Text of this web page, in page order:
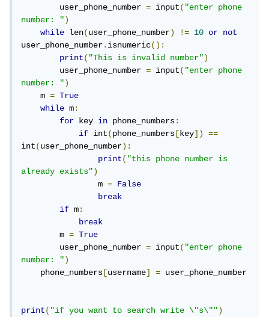
        user_phone_number
= input("enter phone
number: ")
while len(user_phone_number) != 10 or
not
user_phone_number.isnumeric():
print("This is invalid number")
        user_phone_number
= input("enter phone
number: ")
    m
=
True
while m:
for key in phone_numbers:
if int(phone_numbers[key])
==
int(user_phone_number):
print("this phone number is
already exists")
                m
=
False
break
if m:
break
        m
=
True
        user_phone_number
= input("enter phone
number: ")
    phone_numbers
[username] = user_phone_number
print("if you want to search write \"s\"")